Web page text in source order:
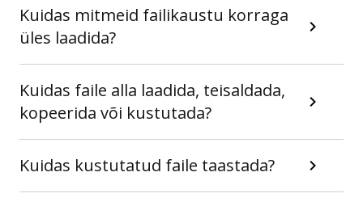
Kuidas mitmeid failikaustu korraga
üles laadida?
Kuidas faile alla laadida, teisaldada,
kopeerida või kustutada?
Kuidas kustutatud faile taastada?